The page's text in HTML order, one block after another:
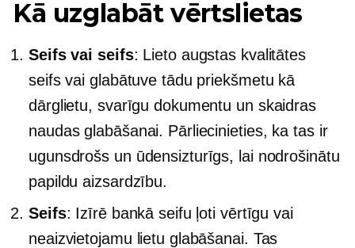
Kā uzglabāt vērtslietas
Seifs vai seifs: Lieto augstas kvalitātes
seifs vai glabātuve tādu priekšmetu kā
dārglietu, svarīgu dokumentu un skaidras
naudas glabāšanai. Pārliecinieties, ka tas ir
ugunsdrošs un ūdensizturīgs, lai nodrošinātu
papildu aizsardzību.
Seifs: Izīrē bankā seifu ļoti vērtīgu vai
neaizvietojamu lietu glabāšanai. Tas